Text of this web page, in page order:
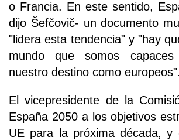
o Francia. En este sentido,
dijo Šefčovič- un documento
"lidera esta tendencia" y "hay
mundo que somos
nuestro destino como europeos".
El vicepresidente de la
España 2050 a los objetivos
UE para la próxima década, y